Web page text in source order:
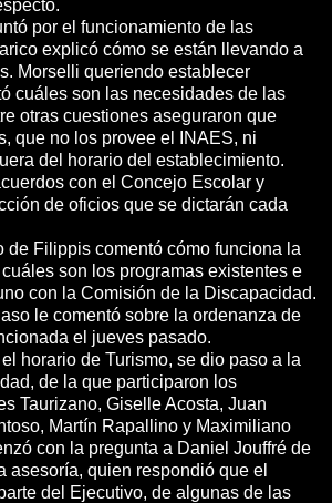
por el funcionamiento de las
explicó cómo se están llevando a
Morselli queriendo establecer
cuáles son las necesidades de las
otras cuestiones aseguraron que
que no los provee el INAES, ni
del horario del establecimiento.
con el Concejo Escolar y
de oficios que se dictarán cada
de Filippis comentó cómo funciona la
son los programas existentes e
con la Comisión de la Discapacidad.
le comentó sobre la ordenanza de
el jueves pasado.
horario de Turismo, se dio paso a la
de la que participaron los
Taurizano, Giselle Acosta, Juan
Martín Rapallino y Maximiliano
con la pregunta a Daniel Jouffré de
asesoría, quien respondió que el
del Ejecutivo, de algunas de las